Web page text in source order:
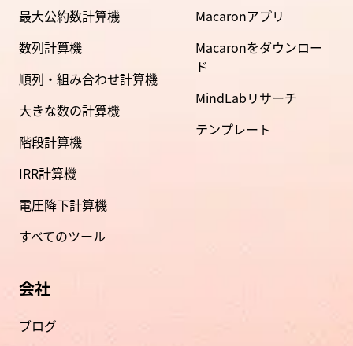
最大公約数計算機
数列計算機
順列・組み合わせ計算機
大きな数の計算機
階段計算機
IRR計算機
電圧降下計算機
すべてのツール
Macaronアプリ
Macaronをダウンロー
ド
MindLabリサーチ
テンプレート
会社
ブログ